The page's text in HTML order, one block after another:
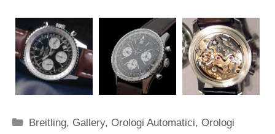
Categorie
Breitling, Gallery,Orologi Automatici,Orologi